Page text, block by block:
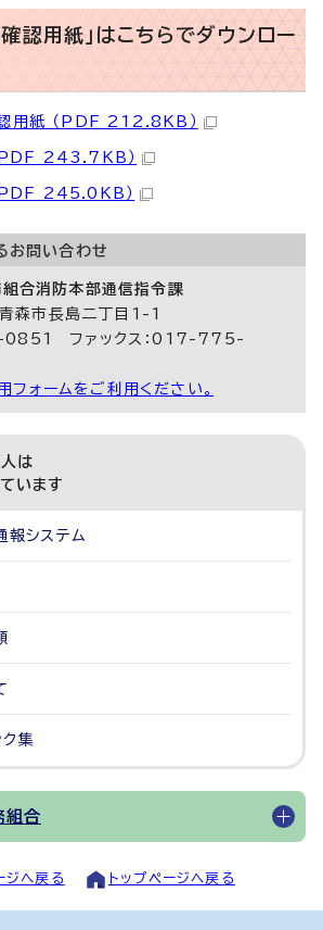
認用紙」はこちらでダウンロー
用紙 （PDF 212.8KB）
PDF 243.7KB）
PDF 245.0KB）
お問い合わせ
合消防本部通信指令課
市長島二丁目1-1
ファックス：017-775-
フォームをご利用ください。
は
います
システム
集
組合
ジへ戻る トップページへ戻る